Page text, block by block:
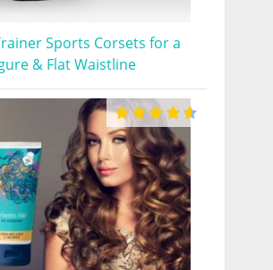
Sports Corsets for a
& Flat Waistline